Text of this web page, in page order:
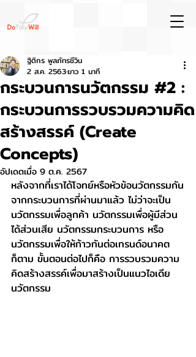
กระบวนการนวัตกรรม #2 :
กระบวนการรวบรวมความคิด
สร้างสรรค์ (Create
Concepts)
ฐิติกร พูลภัทรชีวิน
2 ส.ค. 2563ยาว 1 นาที
อัปเดตเมื่อ 9 ต.ค. 2567
หลังจากที่เราได้โจทย์หรือหัวข้อนวัตกรรมกัน
จากกระบวนการที่ผ่านมาแล้ว ไม่ว่าจะเป็น
นวัตกรรมเพื่อลูกค้า นวัตกรรมเพื่อผู้มีส่วน
ได้ส่วนเสีย นวัตกรรมกระบวนการ หรือ
นวัตกรรมเพื่อให้ก้าวทันต่อเทรนด์อนาคต
ก็ตาม ขั้นตอนต่อไปก็คือ การรวบรวมความ
คิดสร้างสรรค์เพื่อมาสร้างเป็นแนวไอเดีย
นวัตกรรม